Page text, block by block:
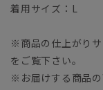
着用サイズ：L
※商品の仕上がり
をご覧下さい。
※お届けする商品